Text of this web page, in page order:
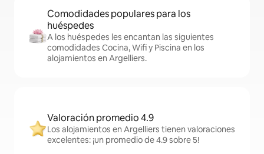
Comodidades populares para los
huéspedes
A los huéspedes les encantan las siguientes
comodidades Cocina, Wifi y Piscina en los
alojamientos en Argelliers.
Valoración promedio 4.9
Los alojamientos en Argelliers tienen valoraciones
excelentes: ¡un promedio de 4.9 sobre 5!